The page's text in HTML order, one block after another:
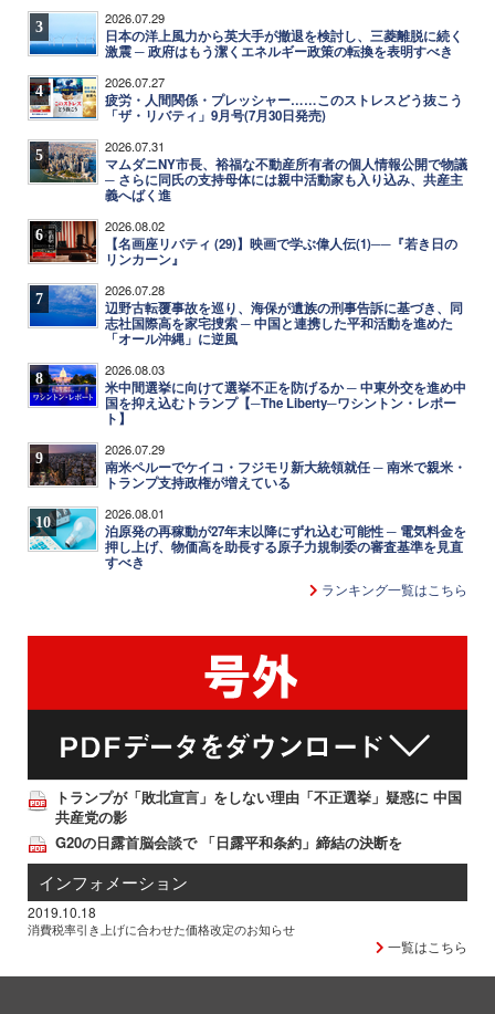
3 2026.07.29
日本の洋上風力から英大手が撤退を検討し、三菱離脱に続く
激震 ─ 政府はもう潔くエネルギー政策の転換を表明すべき
4 2026.07.27
疲労・人間関係・プレッシャー……このストレスどう抜こう
「ザ・リバティ」9月号(7月30日発売)
5 2026.07.31
マムダニNY市長、裕福な不動産所有者の個人情報公開で物議
─ さらに同氏の支持母体には親中活動家も入り込み、共産主
義へばく進
6 2026.08.02
【名画座リバティ (29)】映画で学ぶ偉人伝(1)──『若き日の
リンカーン』
7 2026.07.28
辺野古転覆事故を巡り、海保が遺族の刑事告訴に基づき、同
志社国際高を家宅捜索 ─ 中国と連携した平和活動を進めた
「オール沖縄」に逆風
8 2026.08.03
米中間選挙に向けて選挙不正を防げるか ─ 中東外交を進め中
国を抑え込むトランプ【─The Liberty─ワシントン・レポー
ト】
9 2026.07.29
南米ペルーでケイコ・フジモリ新大統領就任 ─ 南米で親米・
トランプ支持政権が増えている
10 2026.08.01
泊原発の再稼動が27年末以降にずれ込む可能性 ─ 電気料金を
押し上げ、物価高を助長する原子力規制委の審査基準を見直
すべき
ランキング一覧はこちら
トランプが「敗北宣言」をしない理由「不正選挙」疑惑に 中国
共産党の影
G20の日露首脳会談で 「日露平和条約」締結の決断を
インフォメーション
2019.10.18
消費税率引き上げに合わせた価格改定のお知らせ
一覧はこちら